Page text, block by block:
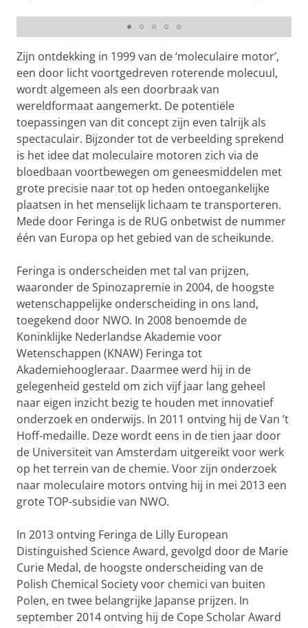
Zijn ontdekking in 1999 van de ‘moleculaire motor’,
een door licht voortgedreven roterende molecuul,
wordt algemeen als een doorbraak van
wereldformaat aangemerkt. De potentiële
toepassingen van dit concept zijn even talrijk als
spectaculair. Bijzonder tot de verbeelding sprekend
is het idee dat moleculaire motoren zich via de
bloedbaan voortbewegen om geneesmiddelen met
grote precisie naar tot op heden ontoegankelijke
plaatsen in het menselijk lichaam te transporteren.
Mede door Feringa is de RUG onbetwist de nummer
één van Europa op het gebied van de scheikunde.
Feringa is onderscheiden met tal van prijzen,
waaronder de Spinozapremie in 2004, de hoogste
wetenschappelijke onderscheiding in ons land,
toegekend door NWO. In 2008 benoemde de
Koninklijke Nederlandse Akademie voor
Wetenschappen (KNAW) Feringa tot
Akademiehoogleraar. Daarmee werd hij in de
gelegenheid gesteld om zich vijf jaar lang geheel
naar eigen inzicht bezig te houden met innovatief
onderzoek en onderwijs. In 2011 ontving hij de Van ’t
Hoff-medaille. Deze wordt eens in de tien jaar door
de Universiteit van Amsterdam uitgereikt voor werk
op het terrein van de chemie. Voor zijn onderzoek
naar moleculaire motors ontving hij in mei 2013 een
grote TOP-subsidie van NWO.
In 2013 ontving Feringa de Lilly European
Distinguished Science Award, gevolgd door de Marie
Curie Medal, de hoogste onderscheiding van de
Polish Chemical Society voor chemici van buiten
Polen, en twee belangrijke Japanse prijzen. In
september 2014 ontving hij de Cope Scholar Award